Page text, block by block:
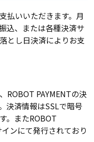
払いいただきます。月
込、または各種決済サ
とし日決済によりお支
ROBOT PAYMENTの決
決済情報はSSLで暗号
。またROBOT
ンにて発行されており